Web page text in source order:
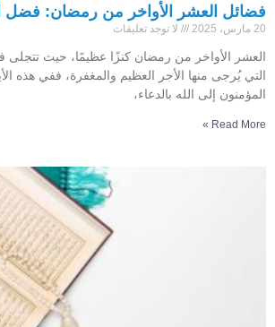
فضائل العشر الأواخر من رمضان: فضل
20 مارس، 2025 لا توجد تعليقات
العشر الأواخر من رمضان كنزًا عظيمًا، حيث تتجلى
التي يُرجى منها الأجر العظيم والمغفرة، ففي هذه
المؤمنون إلى الله بالدعاء،
Read More »